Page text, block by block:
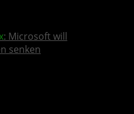
: Microsoft will
senken